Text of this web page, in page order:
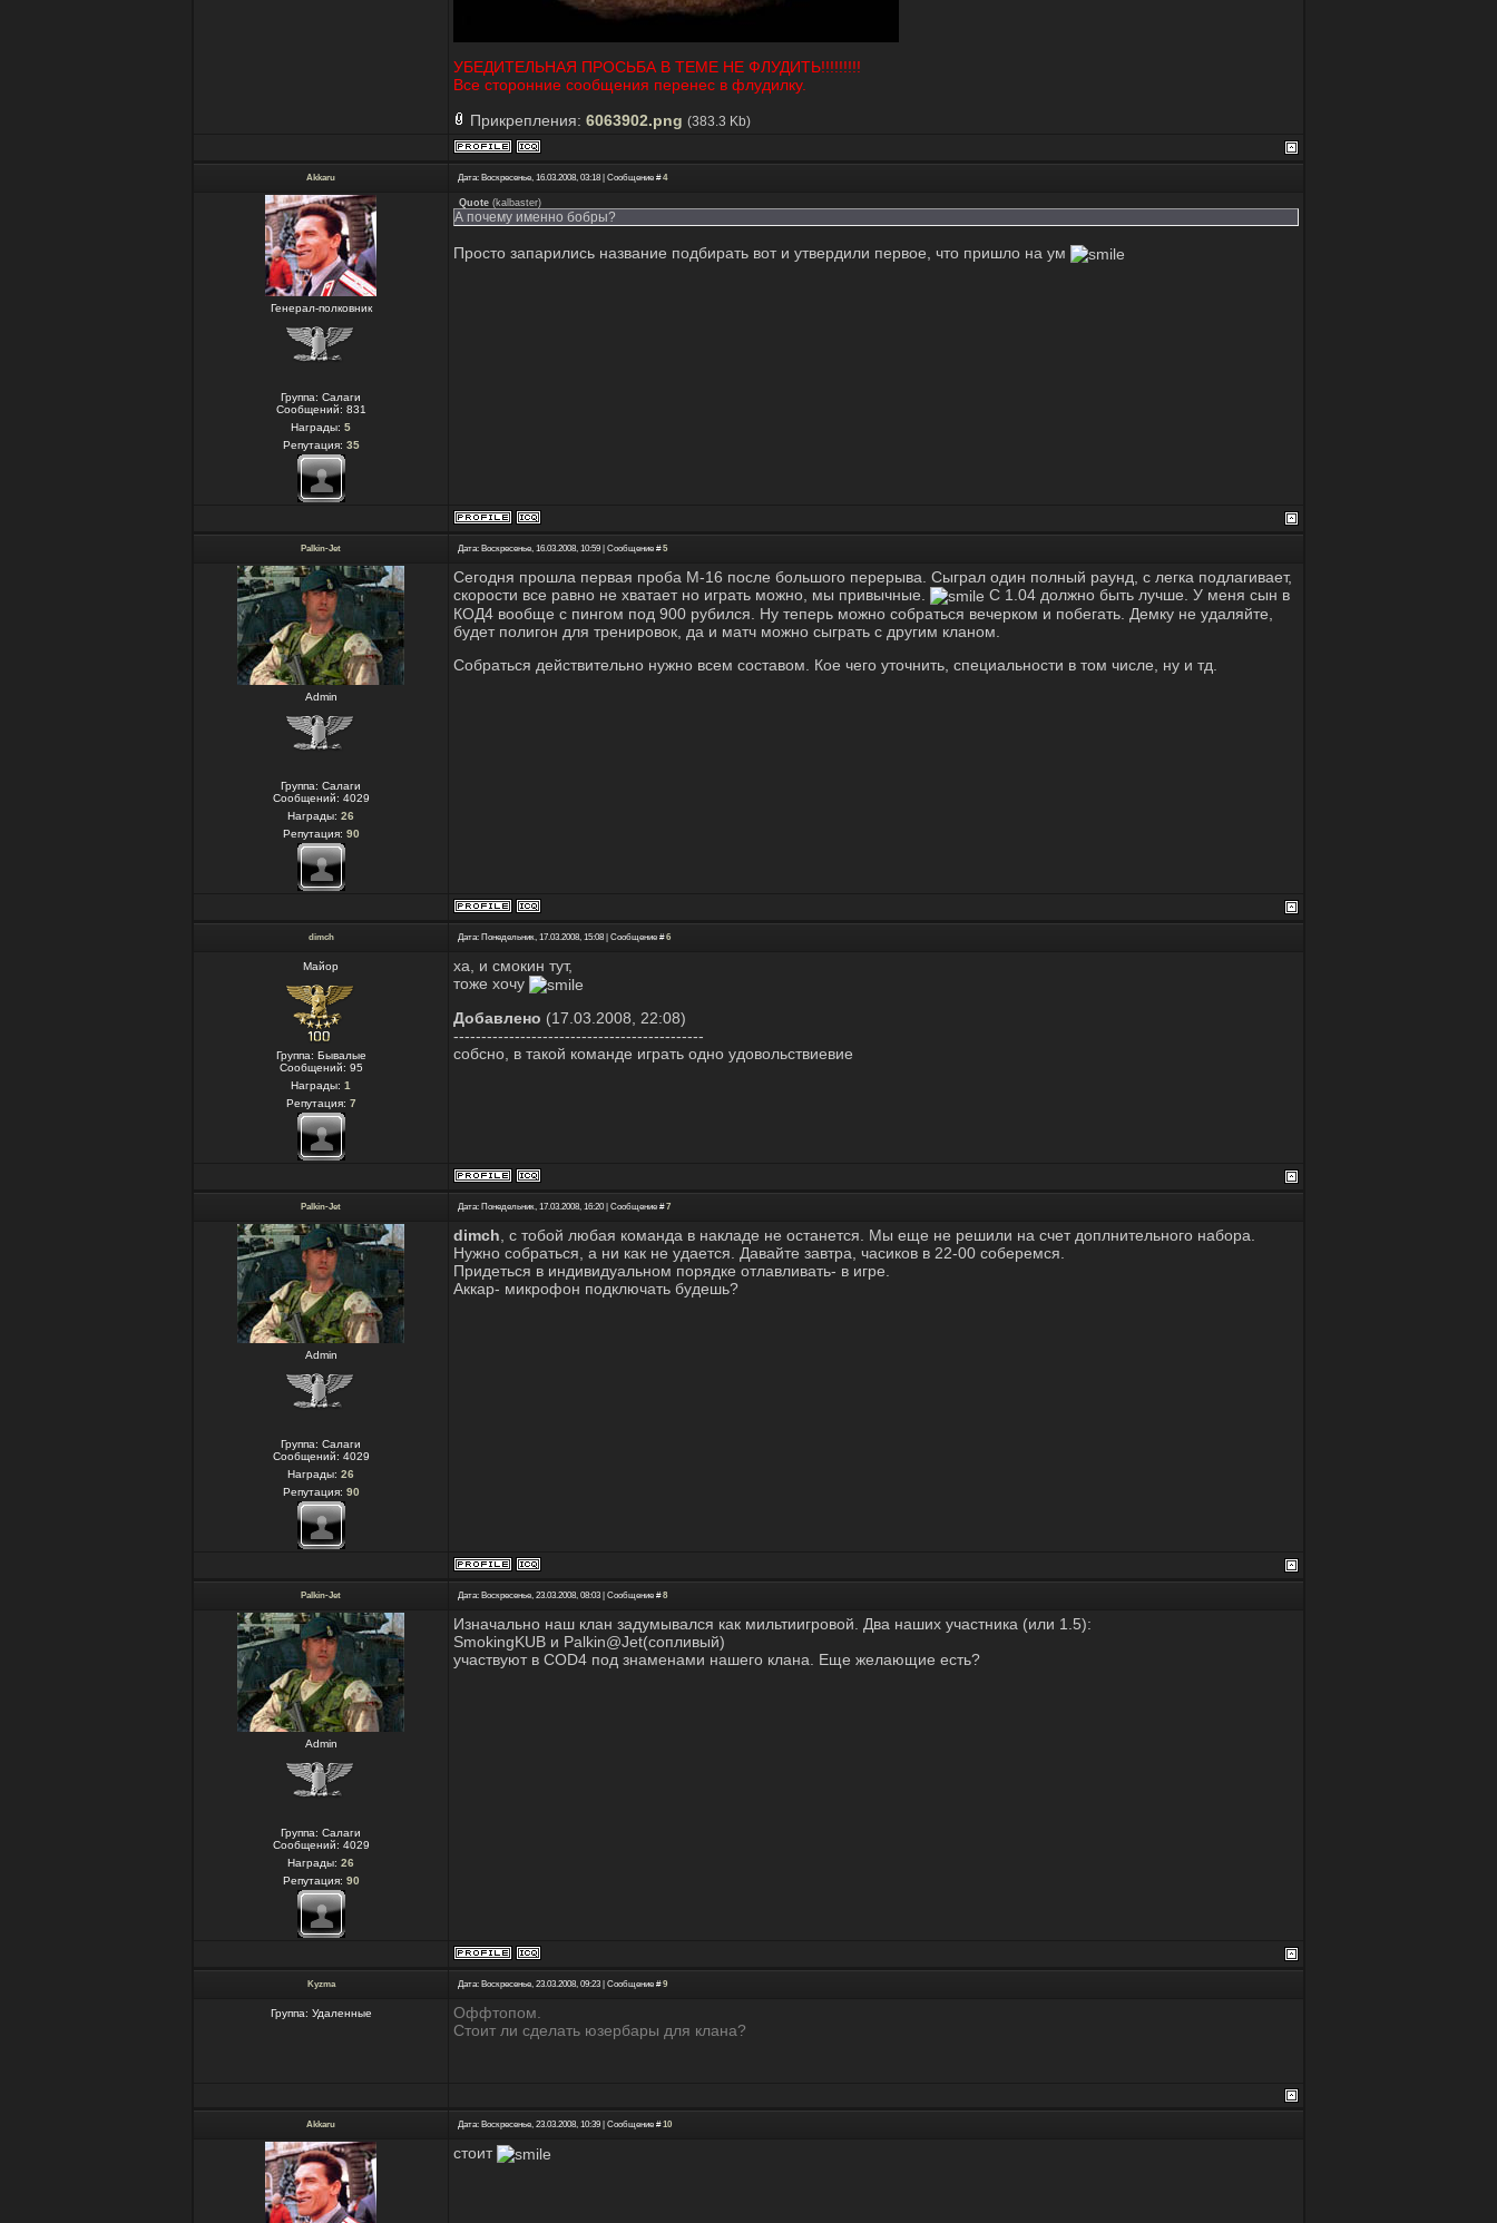
УБЕДИТЕЛЬНАЯ ПРОСЬБА В ТЕМЕ НЕ ФЛУДИТЬ!!!!!!!!!
Все сторонние сообщения перенес в флудилку.
Прикрепления: 6063902.png (383.3 Kb)
Akkaru Дата: Воскресенье, 16.03.2008, 03:18 | Сообщение #4
Генерал-полковник
Группа: Салаги
Сообщений: 831
Награды: 5
Репутация: 35
Quote (kalbaster)
А почему именно бобры?
Просто запарились название подбирать вот и утвердили первое, что пришло на ум
Palkin-Jet Дата: Воскресенье, 16.03.2008, 10:59 | Сообщение #5
Admin
Группа: Салаги
Сообщений: 4029
Награды: 26
Репутация: 90
Сегодня прошла первая проба М-16 после большого перерыва. Сыграл один полный раунд, с легка подлагивает,
скорости все равно не хватает но играть можно, мы привычные.
С 1.04 должно быть лучше. У меня сын в
КОД4 вообще с пингом под 900 рубился. Ну теперь можно собраться вечерком и побегать. Демку не удаляйте,
будет полигон для тренировок, да и матч можно сыграть с другим кланом.
Собраться действительно нужно всем составом. Кое чего уточнить, специальности в том числе, ну и тд.
dimch Дата: Понедельник, 17.03.2008, 15:08 | Сообщение #6
Майор
Группа: Бывалые
Сообщений: 95
Награды: 1
Репутация: 7
ха, и смокин тут,
тоже хочу
Добавлено (17.03.2008, 22:08)
---------------------------------------------
собсно, в такой команде играть одно удовольствиевие
Palkin-Jet Дата: Понедельник, 17.03.2008, 16:20 | Сообщение #7
Admin
Группа: Салаги
Сообщений: 4029
Награды: 26
Репутация: 90
dimch , с тобой любая команда в накладе не останется. Мы еще не решили на счет доплнительного набора.
Нужно собраться, а ни как не удается. Давайте завтра, часиков в 22-00 соберемся.
Придеться в индивидуальном порядке отлавливать- в игре.
Аккар- микрофон подключать будешь?
Palkin-Jet Дата: Воскресенье, 23.03.2008, 08:03 | Сообщение #8
Admin
Группа: Салаги
Сообщений: 4029
Награды: 26
Репутация: 90
Изначально наш клан задумывался как мильтиигровой. Два наших участника (или 1.5):
SmokingKUB и Palkin@Jet(сопливый)
участвуют в COD4 под знаменами нашего клана. Еще желающие есть?
Kyzma Дата: Воскресенье, 23.03.2008, 09:23 | Сообщение #9
Группа: Удаленные
Оффтопом.
Стоит ли сделать юзербары для клана?
Akkaru Дата: Воскресенье, 23.03.2008, 10:39 | Сообщение #10
стоит